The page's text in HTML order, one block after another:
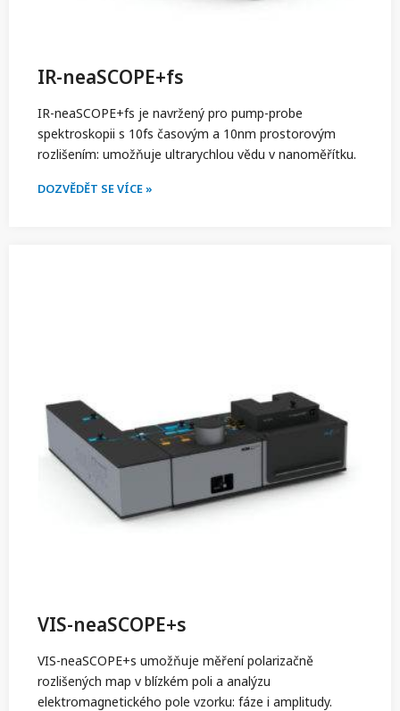
IR-neaSCOPE+fs
IR-neaSCOPE+fs je navržený pro pump-probe
spektroskopii s 10fs časovým a 10nm prostorovým
rozlišením: umožňuje ultrarychlou vědu v nanoměřítku.
DOZVĚDĚT SE VÍCE »
VIS-neaSCOPE+s
VIS-neaSCOPE+s umožňuje měření polarizačně
rozlišených map v blízkém poli a analýzu
elektromagnetického pole vzorku: fáze i amplitudy.